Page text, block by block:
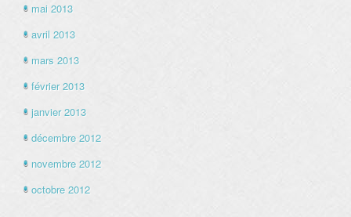
mai 2013
avril 2013
mars 2013
février 2013
janvier 2013
décembre 2012
novembre 2012
octobre 2012